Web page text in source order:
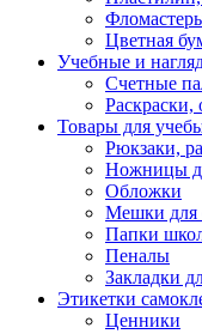
Цветная
Учебные и
Счетные
Товары для
Рюкзаки,
Ножницы
Обложки
Мешки для
Папки
Пеналы
Закладки
Этикетки
Ценники